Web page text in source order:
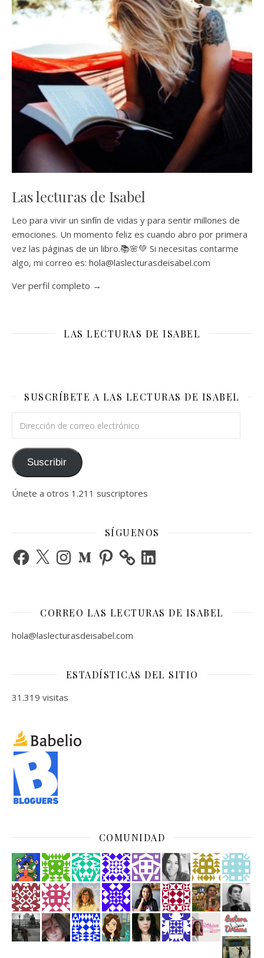
Las lecturas de Isabel
Leo para vivir un sinfín de vidas y para sentir millones de
emociones. Un momento feliz es cuando abro por primera
vez las páginas de un libro.📚🌸💚 Si necesitas contarme
algo, mi correo es: hola@laslecturasdeisabel.com
Ver perfil completo →
LAS LECTURAS DE ISABEL
SUSCRÍBETE A LAS LECTURAS DE ISABEL
Suscribir
Únete a otros 1.211 suscriptores
SÍGUENOS
Facebook
X InstagramMediumPinterest LinkedIn
CORREO LAS LECTURAS DE ISABEL
hola@laslecturasdeisabel.com
ESTADÍSTICAS DEL SITIO
31.319 visitas
COMUNIDAD